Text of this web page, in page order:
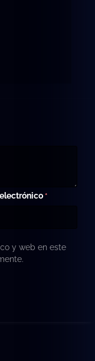
*
y web en este